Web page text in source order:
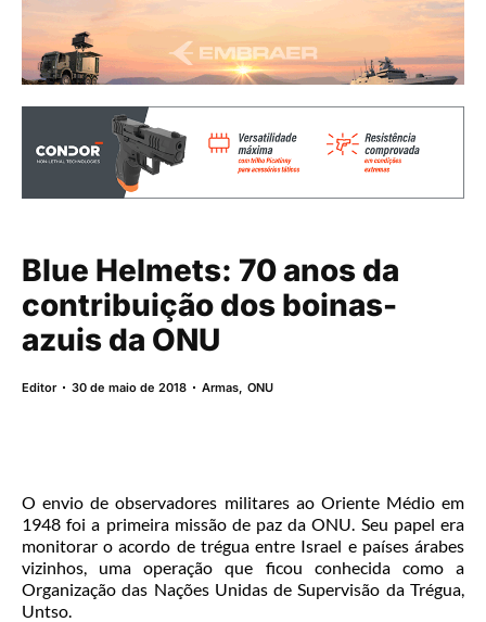
Blue Helmets: 70 anos da
contribuição dos boinas-
azuis da ONU
Editor 30 de maio de 2018 Armas,ONU
O envio de observadores militares ao Oriente Médio em
1948 foi a primeira missão de paz da ONU. Seu papel era
monitorar o acordo de trégua entre Israel e países árabes
vizinhos, uma operação que ficou conhecida como a
Organização das Nações Unidas de Supervisão da Trégua,
Untso.